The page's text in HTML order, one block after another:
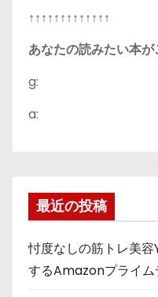
↑↑↑↑↑↑↑↑↑↑↑↑↑
あなたの読みたい本が
g:
a:
最近の投稿
忖度なしの筋トレ美
するAmazonプライ